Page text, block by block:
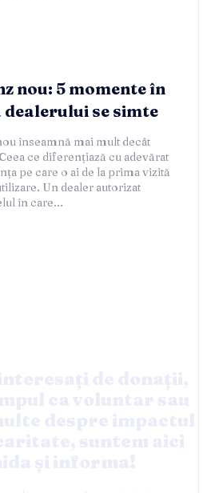
nou: 5 momente în
dealerului se simte
înseamnă mai mult decât
ce diferențiază cu adevărat
pe care o ai de la prima vizită
Un dealer autorizat
în care...